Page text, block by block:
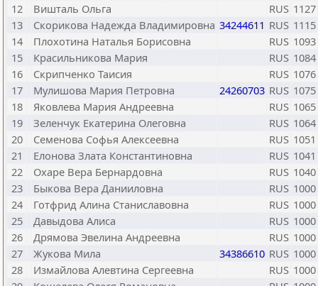
12
Вишталь Ольга RUS 1127
13
Скорикова Надежда Владимировна 34244611 RUS 1115
14
Плохотина Наталья Борисовна RUS 1093
15
Красильникова Мария RUS 1084
16
Скрипченко Таисия RUS 1076
17
Мулишова Мария Петровна 24260703 RUS 1075
18
Яковлева Мария Андреевна RUS 1065
19
Зеленчук Екатерина Олеговна RUS 1064
20
Семенова Софья Алексеевна RUS 1051
21
Елонова Злата Константиновна RUS 1041
22
Охаре Вера Бернардовна RUS 1040
23
Быкова Вера Данииловна RUS 1000
24
Готфрид Алина Станиславовна RUS 1000
25
Давыдова Алиса RUS 1000
26
Дрямова Эвелина Андреевна RUS 1000
27
Жукова Мила 34386610 RUS 1000
28
Измайлова Алевтина Сергеевна RUS 1000